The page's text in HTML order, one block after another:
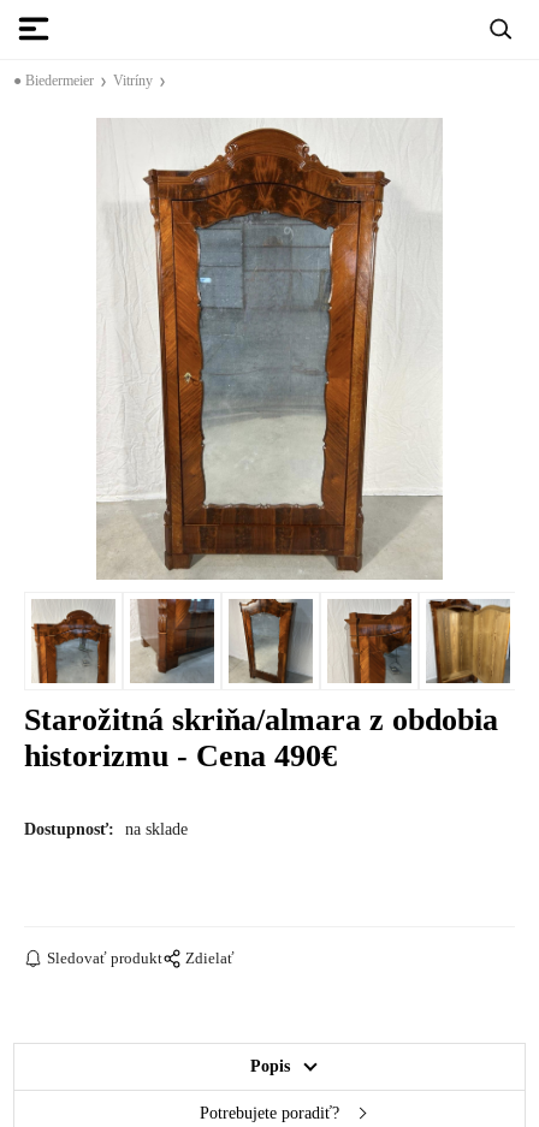
● Biedermeier Vitríny
Starožitná skriňa/almara z obdobia
historizmu - Cena 490€
Dostupnosť: na sklade
Sledovať produkt Zdielať
Popis
Potrebujete poradiť?